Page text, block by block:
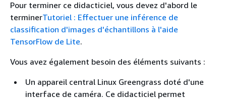
Pour terminer ce didacticiel, vous devez d'abord le
terminerTutoriel : Effectuer une inférence de
classification d'images d'échantillons à l'aide
TensorFlow de Lite.
Vous avez également besoin des éléments suivants :
Un appareil central Linux Greengrass doté d'une
interface de caméra. Ce didacticiel permet